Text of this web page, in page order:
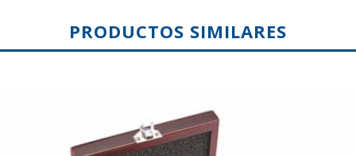
PRODUCTOS SIMILARES